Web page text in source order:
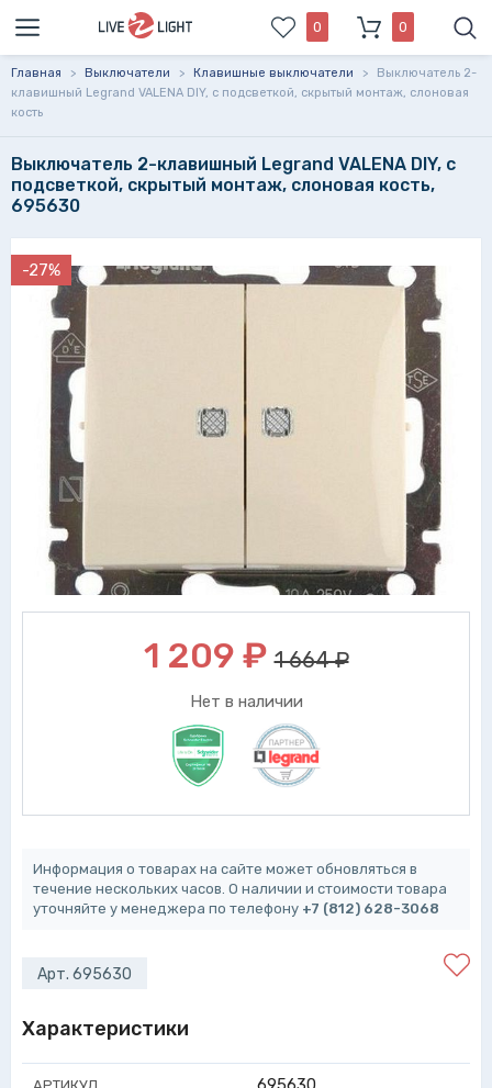
0 0
Главная > Выключатели > Клавишные выключатели >
Выключатель 2-
клавишный Legrand VALENA DIY, с подсветкой, скрытый монтаж, слоновая
кость
Выключатель 2-клавишный Legrand VALENA DIY, с
подсветкой, скрытый монтаж, слоновая кость,
695630
-27%
1 209 ₽ 1 664 ₽
Нет в наличии
Информация о товарах на сайте может обновляться в
течение нескольких часов. О наличии и стоимости товара
уточняйте у менеджера по телефону +7 (812) 628-3068
Арт. 695630
Характеристики